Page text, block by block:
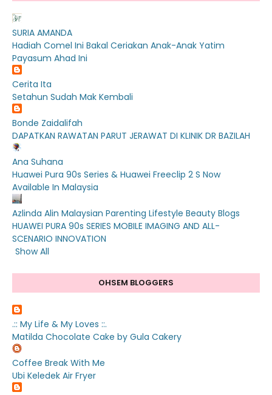
SURIA AMANDA
Hadiah Comel Ini Bakal Ceriakan Anak-Anak Yatim
Payasum Ahad Ini
Cerita Ita
Setahun Sudah Mak Kembali
Bonde Zaidalifah
DAPATKAN RAWATAN PARUT JERAWAT DI KLINIK DR BAZILAH
Ana Suhana
Huawei Pura 90s Series & Huawei Freeclip 2 S Now
Available In Malaysia
Azlinda Alin Malaysian Parenting Lifestyle Beauty Blogs
HUAWEI PURA 90s SERIES MOBILE IMAGING AND ALL-
SCENARIO INNOVATION
Show All
OHSEM BLOGGERS
.:: My Life & My Loves ::.
Matilda Chocolate Cake by Gula Cakery
Coffee Break With Me
Ubi Keledek Air Fryer